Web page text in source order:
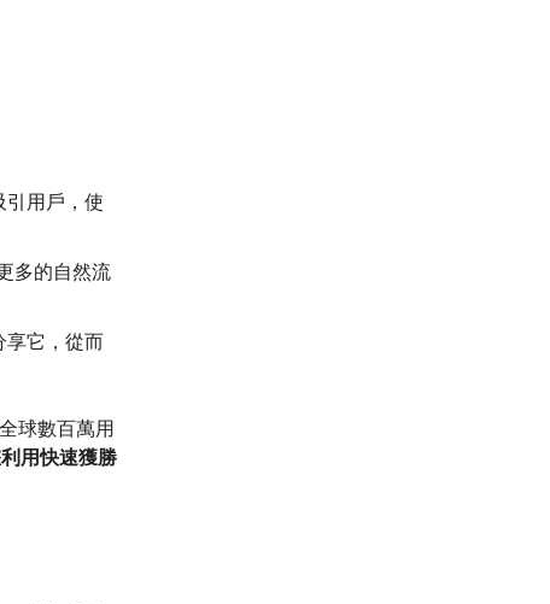
引用戶，使
多的自然流
享它，從而
球數百萬用
用快速獲勝